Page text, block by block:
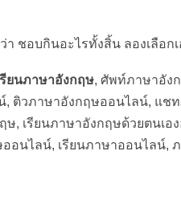
ชอบกินอะไรทั้งสิ้น ลองเลือก
ยนภาษาอังกฤษ, ศัพท์ภาษาอัง
, ติวภาษาอังกฤษออนไลน์, แช
ษ, เรียนภาษาอังกฤษด้วยตนเ
อนไลน์, เรียนภาษาออนไลน์,